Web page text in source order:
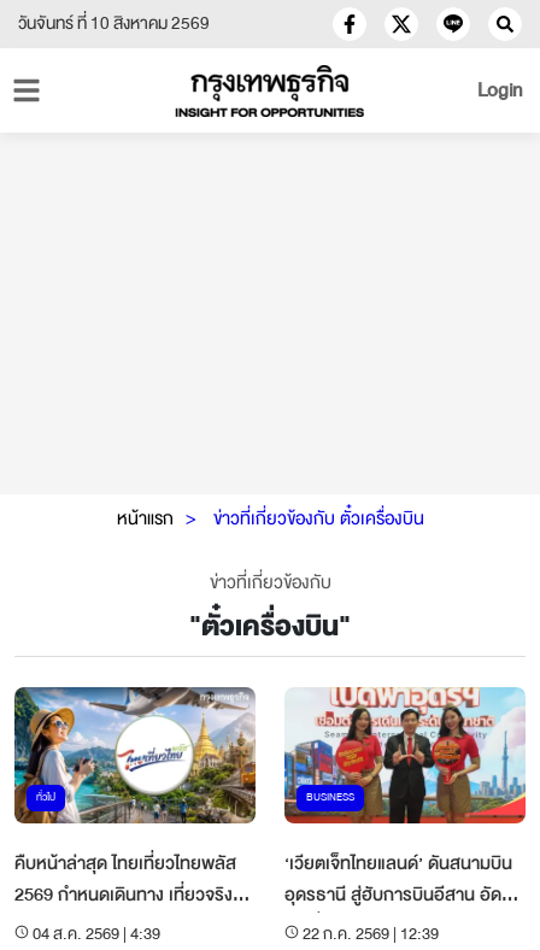
วันจันทร์ ที่ 10 สิงหาคม 2569
Login
หน้าแรก ข่าวที่เกี่ยวข้องกับ ตั๋วเครื่องบิน
ข่าวที่เกี่ยวข้องกับ
"ตั๋วเครื่องบิน"
ทั่วไป
คืบหน้าล่าสุด ไทยเที่ยวไทยพลัส
2569 กำหนดเดินทาง เที่ยวจริงวัน
ไหน04 ส.ค. 2569 | 4:39
BUSINESS
‘เวียตเจ็ทไทยแลนด์’ ดันสนามบิน
อุดรธานี สู่ฮับการบินอีสาน อัด
โปรตั๋วบินต่างประเทศลด 50%
22 ก.ค. 2569 | 12:39